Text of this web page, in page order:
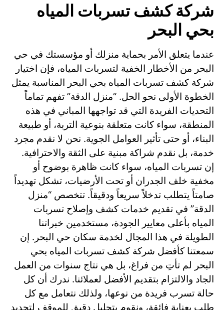
شركة كشف تسربات المياه
بحي البحر
عندما يتعلق الأمر بحماية منزلك أو مؤسستك في حي
البحر من الأخطار الخفية لتسربات المياه، فإن اختيار
شركة كشف تسربات المياه بحي البحر المناسبة يمثل
الخطوة الأولى نحو الحل. “منزل الدقة” تفهم تماماً
التحديات الفريدة التي قد تواجهها المباني في هذه
المنطقة، سواء كانت متعلقة بنوعية التربة، أو طبيعة
البناء، أو حتى تأثير العوامل الجوية. نحن لا نقدم مجرد
خدمة، بل نقدم شراكة مبنية على الثقة والاحترافية.
إن تسربات المياه، سواء كانت ظاهرة بوضوح أو
مخفية خلف الجدران أو تحت الأرضيات، تشكل تهديداً
صامتاً يتطلب تدخلاً سريعاً ودقيقاً. تتخصص “منزل
الدقة” في تقديم خدمات كشف وإصلاح تسربات
المياه بأعلى معايير الجودة، مستخدمين خبراتنا
الطويلة في هذا المجال لخدمة سكان حي البحر. إن
سمعتنا كأفضل شركة كشف تسربات المياه بحي
البحر لم تأتِ من فراغ، بل هي نتاج سنوات من العمل
الجاد والالتزام بتقديم الأفضل لعملائنا. ندرك أن كل
حالة تسرب فريدة من نوعها، ولذلك نتعامل مع كل
طلب بعناية فائقة، ونقوم بتحليل دقيق للموقف لتحديد